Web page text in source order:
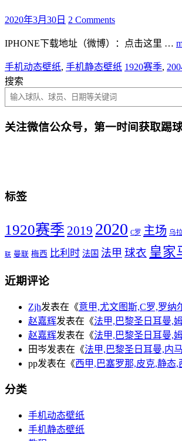
2020年3月30日 2 Comments
IPHONE下载地址（微博）：点击这里 …
手机动态壁纸, 手机静态壁纸 1920赛季,
搜索
关注微信公众号，第一时间获取踢
标签
1920赛季 2019 2020 C罗 主场 乌
联 曼联 梅西 比利时 法国 法甲 球衣 皇家
近期评论
Zjh发表在《意甲,尤文图斯,C罗,罗纳
赵嘉辉发表在《法甲,巴黎圣日耳曼,
赵嘉辉发表在《法甲,巴黎圣日耳曼,
田岑发表在《法甲,巴黎圣日耳曼,内
pp发表在《西甲,巴塞罗那,皮克,静态,
分类
手机动态壁纸
手机静态壁纸